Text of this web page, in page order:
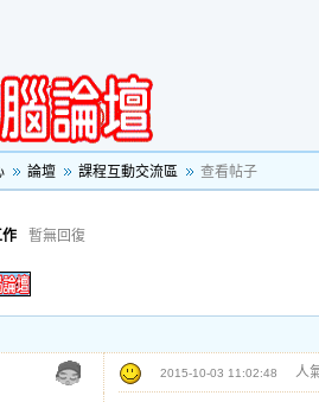
論壇 課程互動交流區 查看帖子
暫無回復
2015-10-03 11:02:48 人